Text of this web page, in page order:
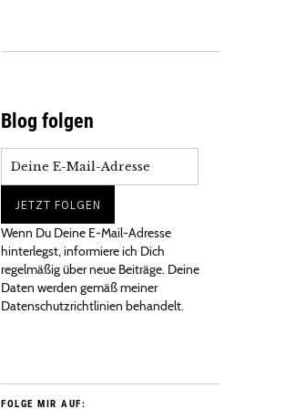
Blog folgen
Wenn Du Deine E-Mail-Adresse
hinterlegst, informiere ich Dich
regelmäßig über neue Beiträge. Deine
Daten werden gemäß meiner
Datenschutzrichtlinien behandelt.
FOLGE MIR AUF: